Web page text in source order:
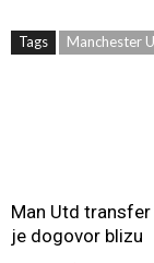
Tags Manchester
Man Utd
je dogovor blizu